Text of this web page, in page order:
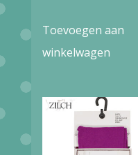
Toevoegen aan
winkelwagen